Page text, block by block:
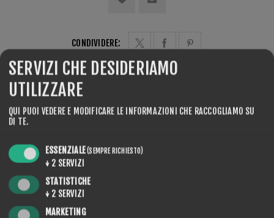
CONDIVIDERE:
NOME COMPLETO
SERVIZI CHE DESIDERIAMO
UTILIZZARE
QUI PUOI VEDERE E MODIFICARE LE INFORMAZIONI CHE RACCOGLIAMO SU
DI TE.
ESSENZIALE(SEMPRE RICHIESTO)
↓ 2 SERVIZI
STATISTICHE
↓ 2 SERVIZI
MARKETING